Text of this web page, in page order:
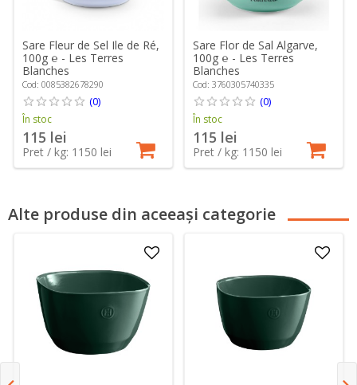
Sare Fleur de Sel Ile de Ré,
100g ℮ - Les Terres
Blanches
Cod: 0085382678290
(0)
În stoc
115 lei
Pret / kg: 1150 lei
Sare Flor de Sal Algarve,
100g ℮ - Les Terres
Blanches
Cod: 3760305740335
(0)
În stoc
115 lei
Pret / kg: 1150 lei
Alte produse din aceeași categorie